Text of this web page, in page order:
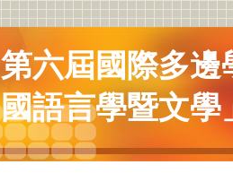
第六屆國際多邊
國語言學暨文學